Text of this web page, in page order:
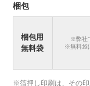
梱包
梱包用
無料袋
※弊社
※無料袋
※箔押し印刷は、その